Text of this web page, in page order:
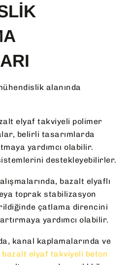
alanında
elyaf takviyeli polimer
belirli tasarımlarda
yardımcı olabilir.
destekleyebilirler.
bazalt elyaflı
toprak stabilizasyon
çatlama direncini
yardımcı olabilir.
kanal kaplamalarında ve
bazalt elyaf takviyeli beton